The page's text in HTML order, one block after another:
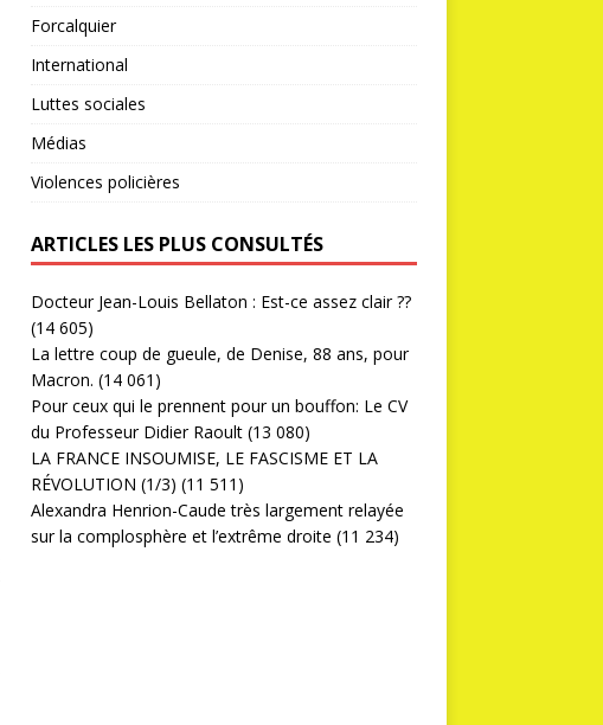
Forcalquier
International
Luttes sociales
Médias
Violences policières
ARTICLES LES PLUS CONSULTÉS
Docteur Jean-Louis Bellaton : Est-ce assez clair ??
(14 605)
La lettre coup de gueule, de Denise, 88 ans, pour
Macron. (14 061)
Pour ceux qui le prennent pour un bouffon: Le CV
du Professeur Didier Raoult (13 080)
LA FRANCE INSOUMISE, LE FASCISME ET LA
RÉVOLUTION (1/3) (11 511)
Alexandra Henrion-Caude très largement relayée
sur la complosphère et l’extrême droite (11 234)